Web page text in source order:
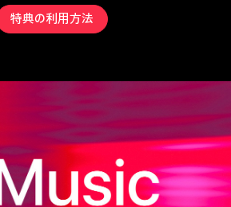
特典の利用方法